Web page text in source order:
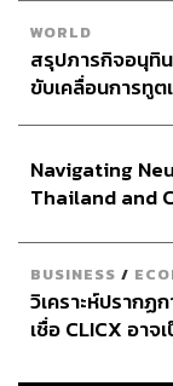
WORLD
สรุปภารกิจอนุทิ
ขับเคลื่อนการทูต
Navigating
Thailand and
BUSINESS /
วิเคราะห์ปราก
เชื่อ CLICX อา